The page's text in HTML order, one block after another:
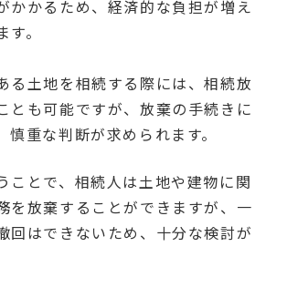
かかるため、経済的な負担が増え
す。
る土地を相続する際には、相続放
とも可能ですが、放棄の手続きに
慎重な判断が求められます。
ことで、相続人は土地や建物に関
を放棄することができますが、一
回はできないため、十分な検討が